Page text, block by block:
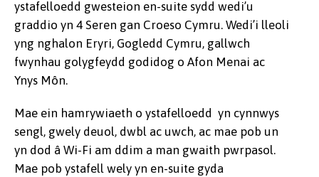
ystafelloedd gwesteion en-suite sydd wedi’u
graddio yn 4 Seren gan Croeso Cymru. Wedi’i lleoli
yng nghalon Eryri, Gogledd Cymru, gallwch
fwynhau golygfeydd godidog o Afon Menai ac
Ynys Môn.
Mae ein hamrywiaeth o ystafelloedd yn cynnwys
sengl, gwely deuol, dwbl ac uwch, ac mae pob un
yn dod â Wi-Fi am ddim a man gwaith pwrpasol.
Mae pob ystafell wely yn en-suite gyda